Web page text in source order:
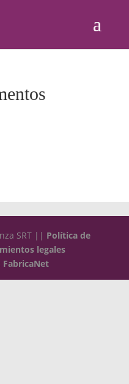
SRT || Política de
legales
FabricaNet